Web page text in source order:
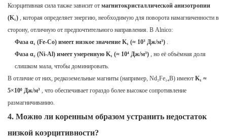
Коэрцитивная сила также зависит от магнитокристаллической анизотропии
(K₁) , которая определяет энергию, необходимую для поворота намагниченности в
сторону, отличную от предпочтительного направления. В Alnico:
Фаза α₁ (Fe-Co) имеет низкое значение K₁ (≈ 10³ Дж/м³) .
Фаза α₂ (Ni-Al) имеет умеренную K₁ (≈ 10⁴ Дж/м³) , но её объёмная доля
слишком мала, чтобы доминировать.
В отличие от них, редкоземельные магниты (например, Nd₂Fe₁₄B) имеют K₁ ≈
5×10⁶ Дж/м³ , что обеспечивает гораздо более высокое сопротивление
размагничиванию.
4. Можно ли коренным образом устранить недостаток
низкой коэрцитивности?